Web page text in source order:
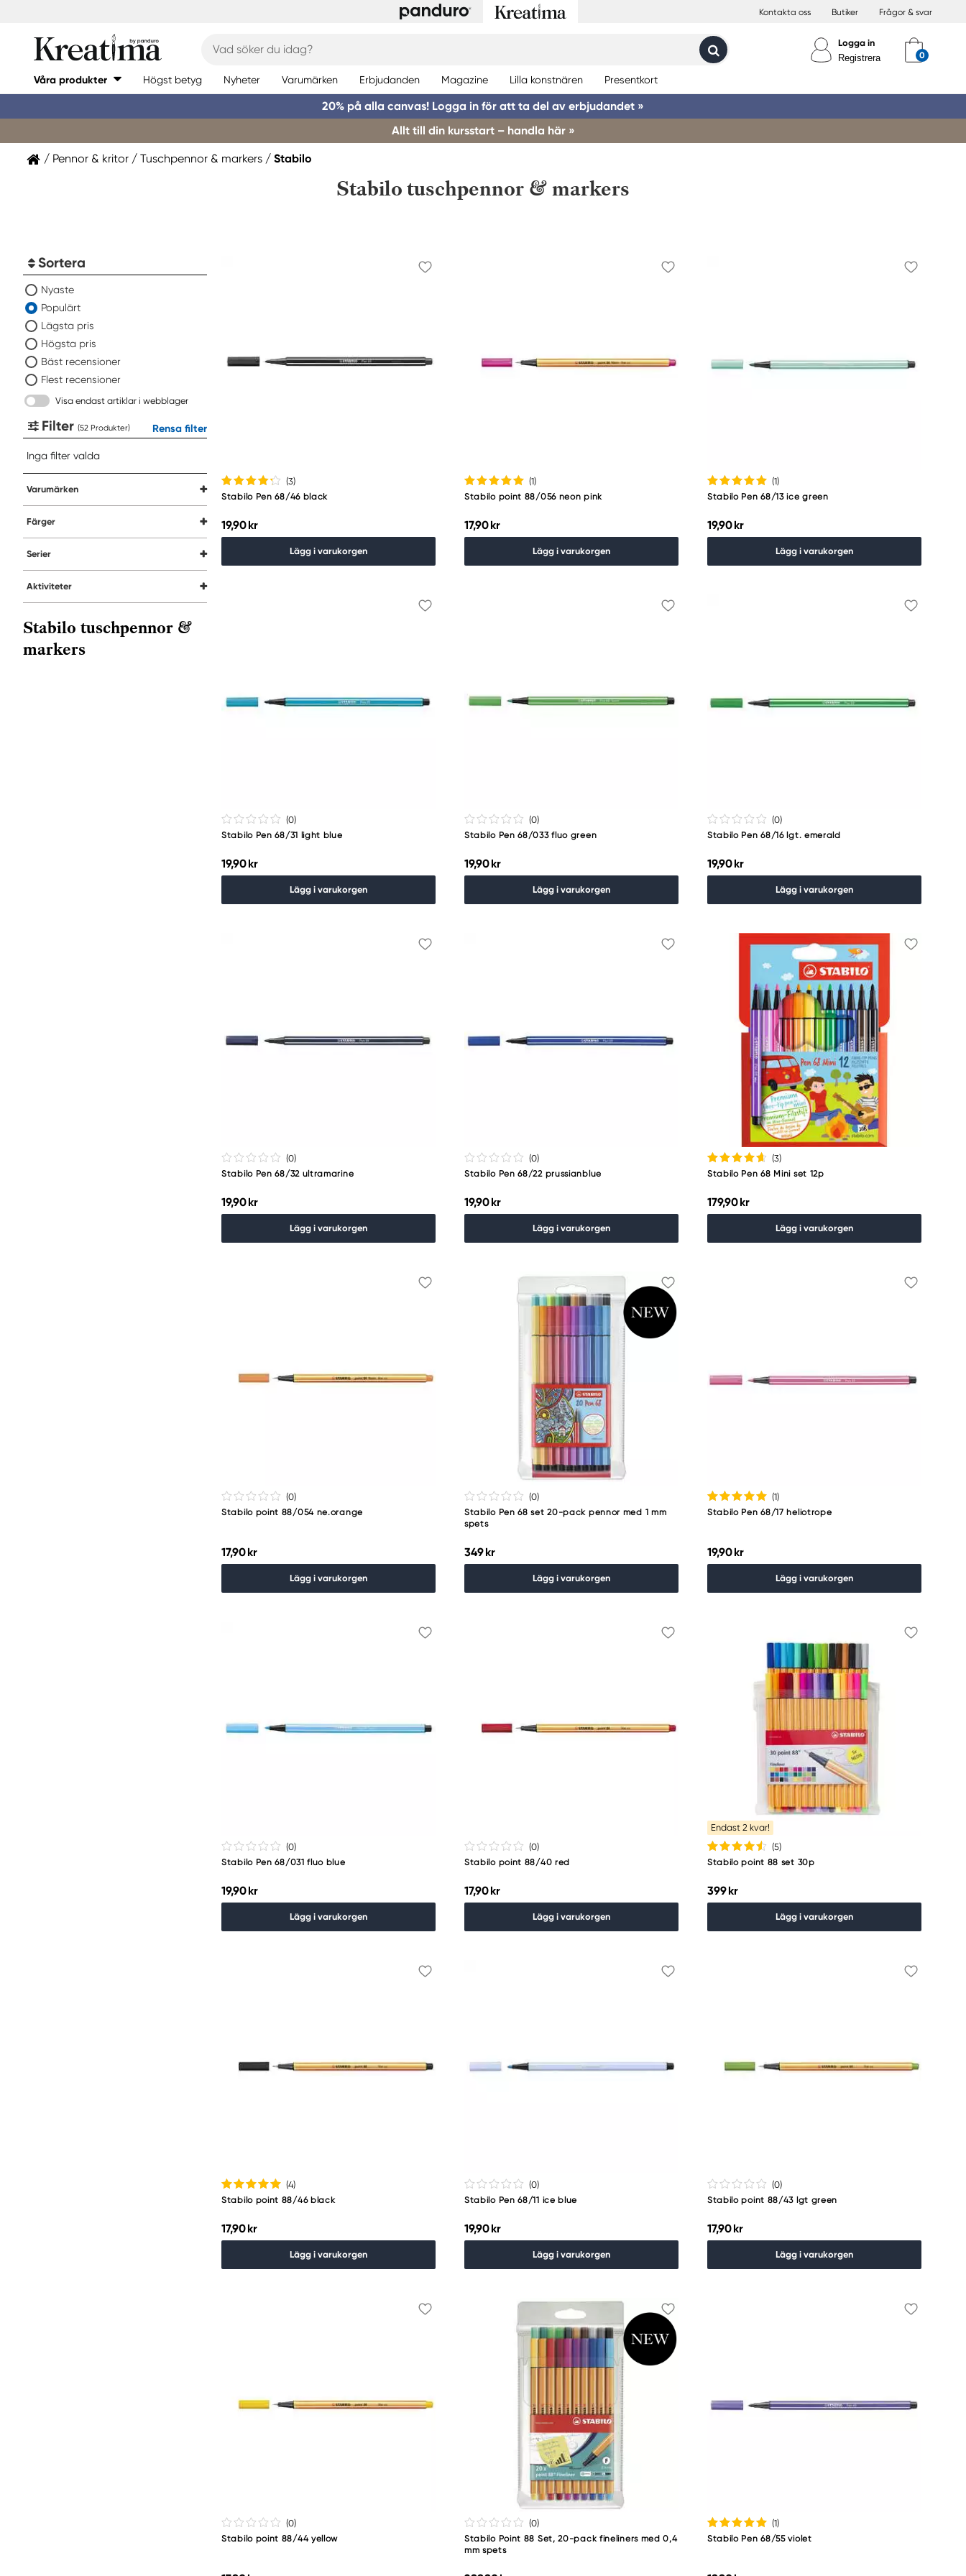
Kontakta oss Butiker Frågor & svar
Logga in
Registrera
Våra produkter Högst betyg Nyheter Varumärken Erbjudanden Magazine Lilla konstnären Presentkort
20% på alla canvas! Logga in för att ta del av erbjudandet »
Allt till din kursstart – handla här »
Pennor & kritor Tuschpennor & markers Stabilo
Stabilo tuschpennor & markers
Sortera
Nyaste
Populärt
Lägsta pris
Högsta pris
Bäst recensioner
Flest recensioner
Visa endast artiklar i webblager
Filter ( Produkter) Rensa filter
Inga filter valda
Varumärken
Färger
Serier
Aktiviteter
Stabilo tuschpennor &
markers
(3)
Stabilo Pen 68/46 black
19,90 kr
Lägg i varukorgen
(1)
Stabilo point 88/056 neon pink
17,90 kr
Lägg i varukorgen
(1)
Stabilo Pen 68/13 ice green
19,90 kr
Lägg i varukorgen
(0)
Stabilo Pen 68/31 light blue
19,90 kr
Lägg i varukorgen
(0)
Stabilo Pen 68/033 fluo green
19,90 kr
Lägg i varukorgen
(0)
Stabilo Pen 68/16 lgt. emerald
19,90 kr
Lägg i varukorgen
(0)
Stabilo Pen 68/32 ultramarine
19,90 kr
Lägg i varukorgen
(0)
Stabilo Pen 68/22 prussianblue
19,90 kr
Lägg i varukorgen
(3)
Stabilo Pen 68 Mini set 12p
179,90 kr
Lägg i varukorgen
(0)
Stabilo point 88/054 ne.orange
17,90 kr
Lägg i varukorgen
(0)
Stabilo Pen 68 set 20-pack pennor med 1 mm
spets
349 kr
Lägg i varukorgen
(1)
Stabilo Pen 68/17 heliotrope
19,90 kr
Lägg i varukorgen
(0)
Stabilo Pen 68/031 fluo blue
19,90 kr
Lägg i varukorgen
(0)
Stabilo point 88/40 red
17,90 kr
Lägg i varukorgen
Endast 2 kvar!
(5)
Stabilo point 88 set 30p
399 kr
Lägg i varukorgen
(4)
Stabilo point 88/46 black
17,90 kr
Lägg i varukorgen
(0)
Stabilo Pen 68/11 ice blue
19,90 kr
Lägg i varukorgen
(0)
Stabilo point 88/43 lgt green
17,90 kr
Lägg i varukorgen
(0)
Stabilo point 88/44 yellow
(0)
Stabilo Point 88 Set, 20-pack fineliners med 0,4
mm spets
(1)
Stabilo Pen 68/55 violet